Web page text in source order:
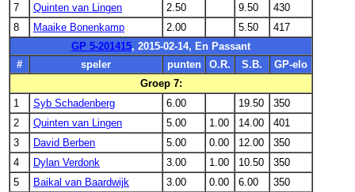
7
Quinten van Lingen 2.50 9.50
430
8
Maaike Bonenkamp 2.00 5.50
417
GP 5-201415, 2015-02-14, En Passant
#
speler punten O.R. S.B.
GP-elo
Groep 7:
1
Syb Schadenberg 6.00 19.50
350
2
Quinten van Lingen 5.00 1.00 14.00
401
3
David Berben 5.00 0.00 12.00
350
4
Dylan Verdonk 3.00 1.00 10.50
350
5
Baikal van Baardwijk 3.00 0.00 6.00
350